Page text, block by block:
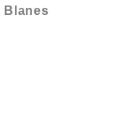
Blanes